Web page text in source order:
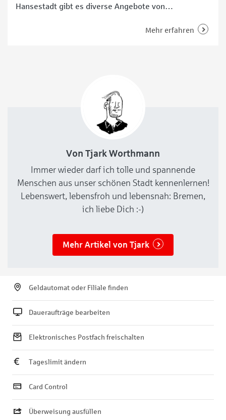
Hansestadt gibt es diverse Angebote von
sich speziell an Seniorinnen und Senioren,Mehr erfahren
Von Tjark Worthmann
Immer wieder darf ich tolle und spannende
Menschen aus unser schönen Stadt kennenlernen!
Lebenswert, lebensfroh und lebensnah: Bremen,
ich liebe Dich :-)
Mehr Artikel von Tjark
Geldautomat oder Filiale finden
Daueraufträge bearbeiten
Elektronisches Postfach freischalten
Tageslimit ändern
Card Control
Überweisung ausfüllen